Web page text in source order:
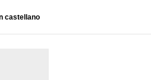
castellano